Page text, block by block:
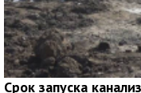
Срок запуска